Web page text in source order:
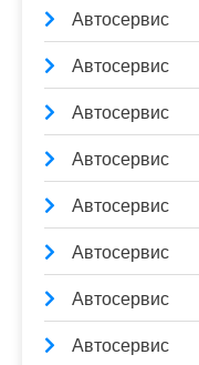
Автосервис
Автосервис
Автосервис
Автосервис
Автосервис
Автосервис
Автосервис
Автосервис